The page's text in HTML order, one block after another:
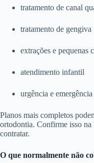
tratamento de canal
tratamento de gengiva
extrações e pequenas
atendimento infantil
urgência e
Planos mais completos
ortodontia. Confirme isso
contratar.
O que normalmente não